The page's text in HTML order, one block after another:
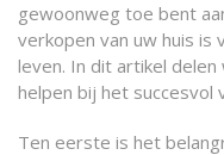
gewoonweg toe bent
verkopen van uw huis is
leven. In dit artikel
helpen bij het succesvol
Ten eerste is het